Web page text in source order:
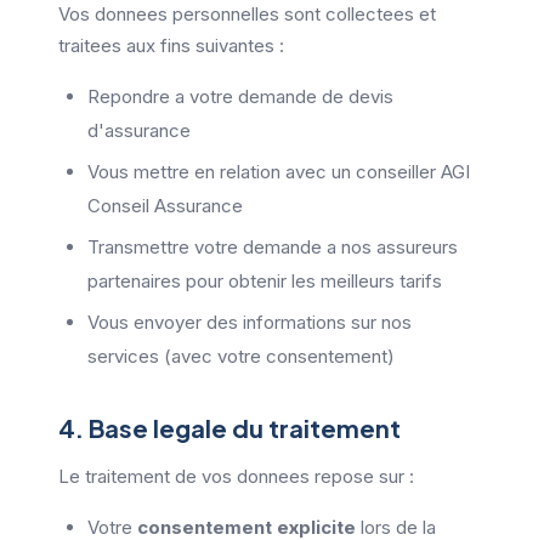
Vos donnees personnelles sont collectees et
traitees aux fins suivantes :
Repondre a votre demande de devis
d'assurance
Vous mettre en relation avec un conseiller AGI
Conseil Assurance
Transmettre votre demande a nos assureurs
partenaires pour obtenir les meilleurs tarifs
Vous envoyer des informations sur nos
services (avec votre consentement)
4. Base legale du traitement
Le traitement de vos donnees repose sur :
Votre consentement explicite lors de la